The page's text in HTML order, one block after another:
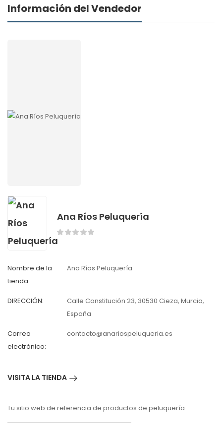
Información del Vendedor
Ana Ríos Peluquería
Nombre de la
tienda:
Ana Ríos Peluquería
DIRECCIÓN:
Calle Constitución 23, 30530 Cieza, Murcia,
España
Correo
electrónico:
contacto@anariospeluqueria.es
VISITA LA TIENDA
Tu sitio web de referencia de productos de peluquería